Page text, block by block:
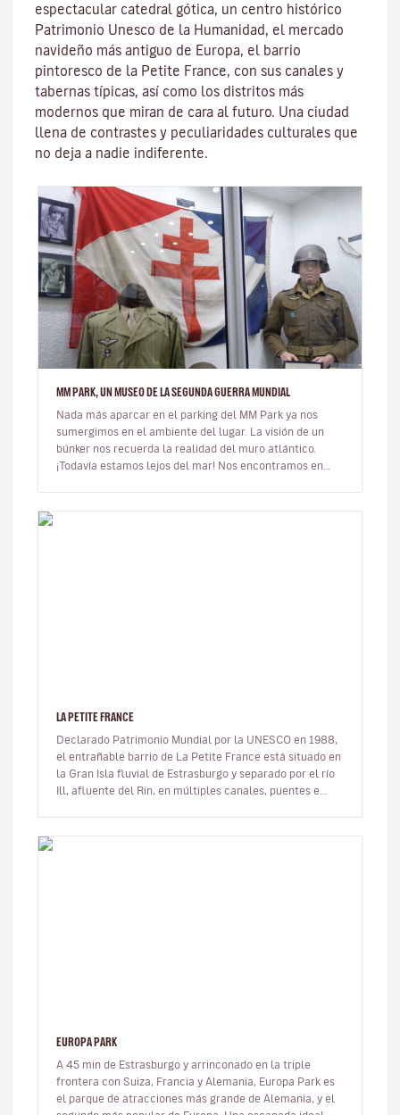
espectacular catedral gótica, un centro histórico
Patrimonio Unesco de la Humanidad, el mercado
navideño más antiguo de Europa, el barrio
pintoresco de la Petite France, con sus canales y
tabernas típicas, así como los distritos más
modernos que miran de cara al futuro. Una ciudad
llena de contrastes y peculiaridades culturales que
no deja a nadie indiferente.
MM PARK, UN MUSEO DE LA SEGUNDA GUERRA MUNDIAL
Nada más aparcar en el parking del MM Park ya nos
sumergimos en el ambiente del lugar. La visión de un
búnker nos recuerda la realidad del muro atlántico.
¡Todavía estamos lejos del mar! Nos encontramos en
LA PETITE FRANCE
Declarado Patrimonio Mundial por la UNESCO en 1988,
el entrañable barrio de La Petite France está situado en
la Gran Isla fluvial de Estrasburgo y separado por el río
Ill, afluente del Rin, en múltiples canales, puentes e
EUROPA PARK
A 45 min de Estrasburgo y arrinconado en la triple
frontera con Suiza, Francia y Alemania, Europa Park es
el parque de atracciones más grande de Alemania, y el